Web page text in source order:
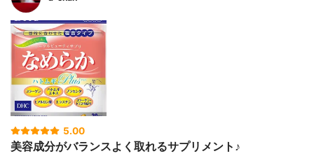
5.00
美容成分がバランスよく取れるサプリメント♪